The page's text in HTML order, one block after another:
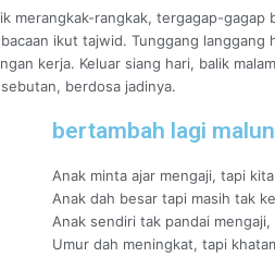
merangkak-rangkak, tergagap-gagap
ikut tajwid. Tunggang langgang
kerja. Keluar siang hari, balik
berdosa jadinya.
bertambah lagi
Anak minta ajar mengaji, tapi
Anak dah besar tapi masih tak
Anak sendiri tak pandai
Umur dah meningkat, tapi